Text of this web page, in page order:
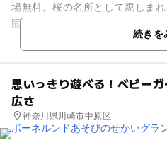
場無料。桜の名所として親しま
園、あじさい山、メタセコイア
が楽しめます。 公園施設...続きを
思いっきり遊べる！ベビー
広さ
神奈川県川崎市中原区